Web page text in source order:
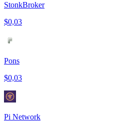
StonkBroker
$0,03
Pons
$0,03
Pi Network